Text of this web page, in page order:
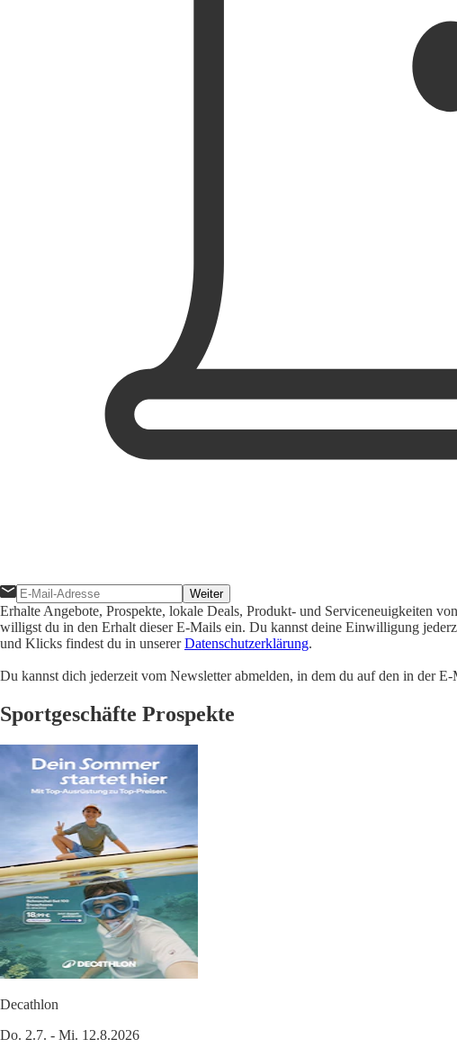
Weiter
Erhalte Angebote, Prospekte, lokale Deals, Produkt- und Serviceneuigkeiten
willigst du in den Erhalt dieser E-Mails ein. Du kannst deine Einwilligung
und Klicks findest du in unsererDatenschutzerklärung.
Du kannst dich jederzeit vom Newsletter abmelden, in dem du auf den in der
Sportgeschäfte Prospekte
Decathlon
Do. 2.7. - Mi. 12.8.2026